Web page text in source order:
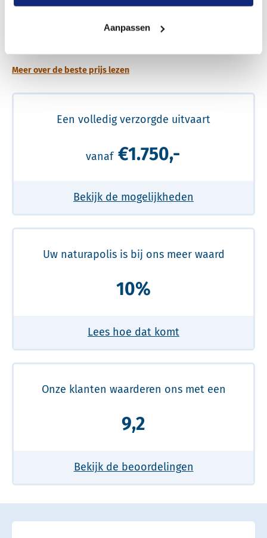
Aanpassen
Een betere uitvaart ervaring voor een betere
Meer over de beste prijs lezen
Een volledig verzorgde uitvaart
vanaf €1.750,-
Bekijk de mogelijkheden
Uw naturapolis is bij ons meer waard
10%
Lees hoe dat komt
Onze klanten waarderen ons met een
9,2
Bekijk de beoordelingen